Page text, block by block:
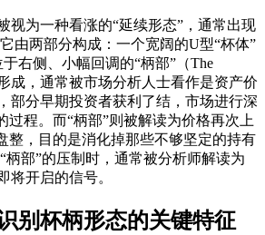
视为一种看涨的“延续形态”，通常出现
由两部分构成：一个宽阔的U型“杯体”
于右侧、小幅回调的“柄部”（The
成，通常被市场分析人士看作是资产价
部分早期投资者获利了结，市场进行深
过程。而“柄部”则被解读为价格再次上
整，目的是消化掉那些不够坚定的持有
柄部”的压制时，通常被分析师解读为
将开启的信号。
别杯柄形态的关键特征